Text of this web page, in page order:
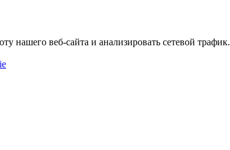
нашего веб-сайта и анализировать сетевой трафик.